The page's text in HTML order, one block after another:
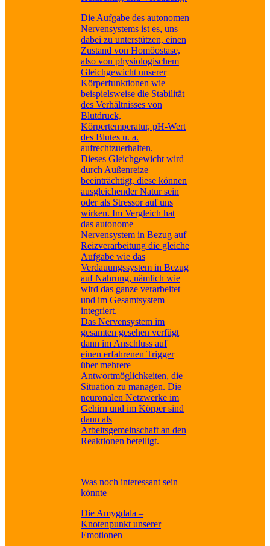
Die Aufgabe des autonomen
Nervensystems ist es, uns
dabei zu unterstützen, einen
Zustand von Homöostase,
also von physiologischem
Gleichgewicht unserer
Körperfunktionen wie
beispielsweise die Stabilität
des Verhältnisses von
Blutdruck,
Körpertemperatur, pH-Wert
des Blutes u. a.
aufrechtzuerhalten.
Dieses Gleichgewicht wird
durch Außenreize
beeinträchtigt, diese können
ausgleichender Natur sein
oder als Stressor auf uns
wirken. Im Vergleich hat
das autonome
Nervensystem in Bezug auf
Reizverarbeitung die gleiche
Aufgabe wie das
Verdauungssystem in Bezug
auf Nahrung, nämlich wie
wird das ganze verarbeitet
und im Gesamtsystem
integriert.
Das Nervensystem im
gesamten gesehen verfügt
dann im Anschluss auf
einen erfahrenen Trigger
über mehrere
Antwortmöglichkeiten, die
Situation zu managen. Die
neuronalen Netzwerke im
Gehirn und im Körper sind
dann als
Arbeitsgemeinschaft an den
Reaktionen beteiligt.
Was noch interessant sein
könnte
Die Amygdala –
Knotenpunkt unserer
Emotionen